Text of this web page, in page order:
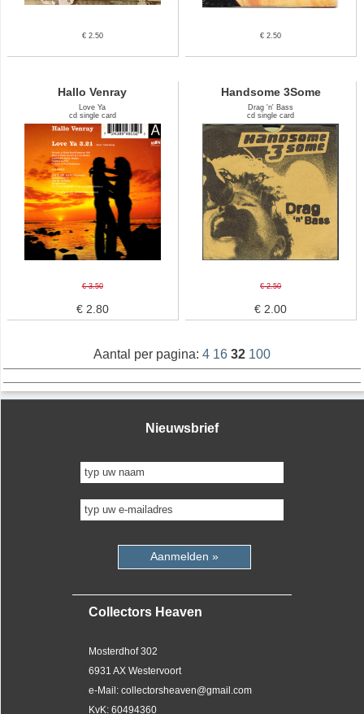
€ 2.50 € 2.50
Hallo Venray
Love Ya
cd single card
€ 3.50
€ 2.80
Handsome 3Some
Drag 'n' Bass
cd single card
€ 2.50
€ 2.00
Aantal per pagina: 4 16 32 100
Nieuwsbrief
Aanmelden »
Collectors Heaven
Mosterdhof 302
6931 AX Westervoort
e-Mail: collectorsheaven@gmail.com
KvK: 60494360